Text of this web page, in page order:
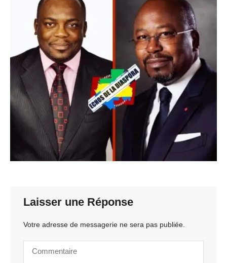
Laisser une Réponse
Votre adresse de messagerie ne sera pas publiée.